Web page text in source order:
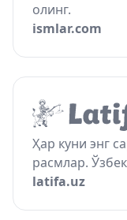
олинг.
ismlar.com
Ҳар куни энг
расмлар.
latifa.uz